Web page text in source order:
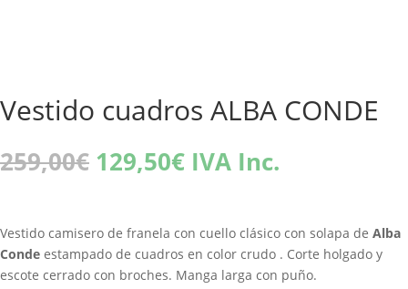
Vestido cuadros ALBA CONDE
259,00€ El
precio
era:
259,00€.
129,50€El
precio
es:
129,50€.
IVA Inc.
Vestido camisero de franela con cuello clásico con solapa de Alba
Conde estampado de cuadros en color crudo . Corte holgado y
escote cerrado con broches. Manga larga con puño.